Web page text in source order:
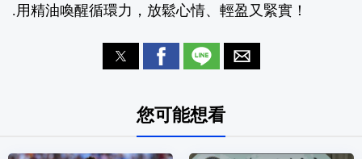
.用精油喚醒循環力，放鬆心情、輕盈又緊實！
您可能想看